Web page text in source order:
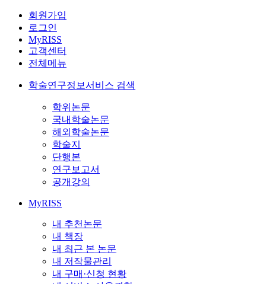
회원가입
로그인
MyRISS
고객센터
전체메뉴
학술연구정보서비스 검색
학위논문
국내학술논문
해외학술논문
학술지
단행본
연구보고서
공개강의
MyRISS
내 추천논문
내 책장
내 최근 본 논문
내 저작물관리
내 구매·신청 현황